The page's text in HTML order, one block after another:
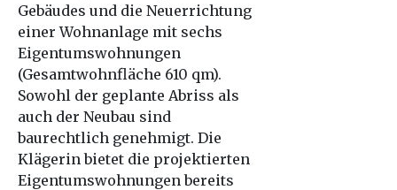
Gebäudes und die Neuerrichtung
einer Wohnanlage mit sechs
Eigentumswohnungen
(Gesamtwohnfläche 610 qm).
Sowohl der geplante Abriss als
auch der Neubau sind
baurechtlich genehmigt. Die
Klägerin bietet die projektierten
Eigentumswohnungen bereits